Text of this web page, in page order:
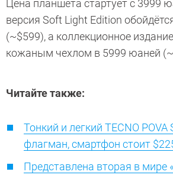
Цена планшета стартует с 3999
версия Soft Light Edition
(~$599), а коллекционное
кожаным чехлом в 5999 юаней
Читайте также:
Тонкий и легкий TECNO POVA
флагман, смартфон стоит
Представлена вторая в мире